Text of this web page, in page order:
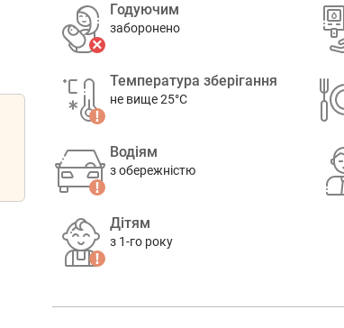
Годуючим
заборонено
Температура зберігання
не вище 25°C
Водіям
з обережністю
Дітям
з 1-го року